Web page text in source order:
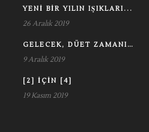
YENI BIR YILIN IŞIKLARI...
26 Aralık 2019
GELECEK, DÜET ZAMANI…
9 Aralık 2019
[2] IÇIN [4]
19 Kasım 2019